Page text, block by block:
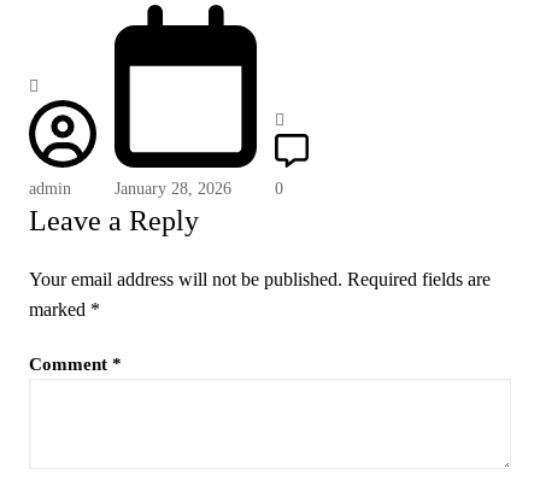
admin January 28, 2026 0
Leave a Reply
Your email address will not be published. Required fields are
marked *
Comment *